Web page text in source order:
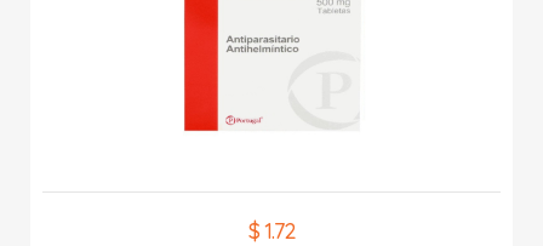
$ 1.72